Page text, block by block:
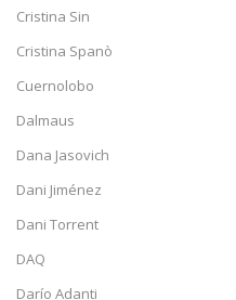
Cristina Sin
Cristina Spanò
Cuernolobo
Dalmaus
Dana Jasovich
Dani Jiménez
Dani Torrent
DAQ
Darío Adanti